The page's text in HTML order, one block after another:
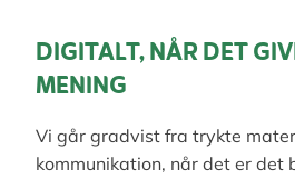
DIGITALT, NÅR DET
MENING
Vi går gradvist fra trykte
kommunikation, når det er det